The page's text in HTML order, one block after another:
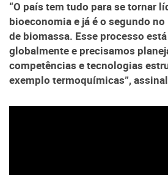
“O país tem tudo para se tornar
bioeconomia e já é o segundo
de biomassa. Esse processo
globalmente e precisamos
competências e tecnologias
exemplo termoquímicas”,